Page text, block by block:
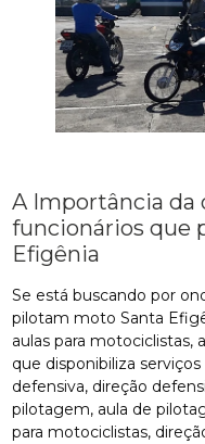
A Importância da
funcionários que
Efigênia
Se está buscando por
pilotam moto Santa
aulas para motociclistas,
que disponibiliza
defensiva, direção
pilotagem, aula de
para motociclistas,